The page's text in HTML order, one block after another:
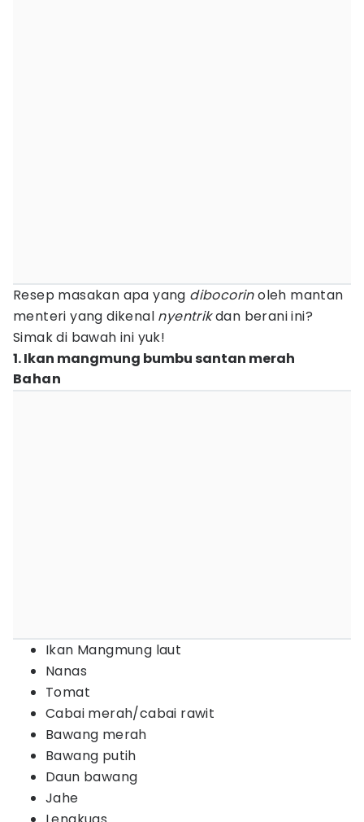
Resep masakan apa yang dibocorinoleh mantan
menteri yang dikenal nyentrikdan berani ini?
Simak di bawah ini yuk!
1. Ikan mangmung bumbu santan merah
Bahan
Ikan Mangmung laut
Nanas
Tomat
Cabai merah/cabai rawit
Bawang merah
Bawang putih
Daun bawang
Jahe